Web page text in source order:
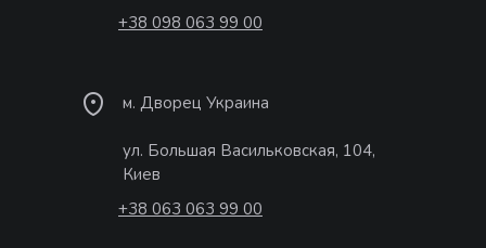
+38 098 063 99 00
м. Дворец Украина
ул. Большая Васильковская, 104,
Киев
+38 063 063 99 00